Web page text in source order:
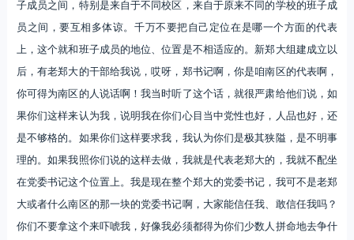
子成员之间，特别是来自于不同校区，来自于原来不同的学校的班子成
员之间，要互相多体谅。千万不要把自己定位在是哪一个方面的代表
上，这个就和班子成员的地位、位置是不相适应的。新郑大组建成立以
后，有老郑大的干部给我说，哎呀，郑书记啊，你是咱南区的代表啊，
你可得为南区的人说话啊！我当时听了这个话，就很严肃给他们说，如
果你们这样来认为我，说明我在你们心目当中党性也好，人品也好，还
是不够格的。如果你们这样要求我，我认为你们是极其狭隘，是不明事
理的。如果我照你们说的这样去做，我就是代表老郑大的，我就不配坐
在党委书记这个位置上。我是现在整个郑大的党委书记，我可不是老郑
大或者什么南区的那一块的党委书记啊，大家能信任我、敢信任我吗？
你们不要拿这个来吓唬我，好像我必须都得为你们少数人拼命地去争什